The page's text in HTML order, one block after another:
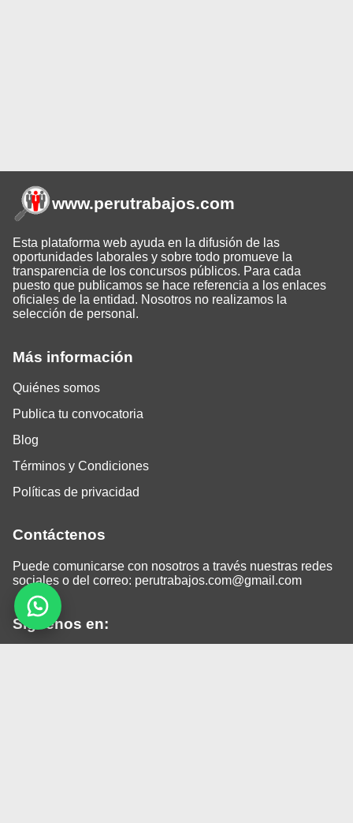
Más información
Quiénes somos
Publica tu convocatoria
Blog
Términos y Condiciones
Políticas de privacidad
Contáctenos
Puede comunicarse con nosotros a través nuestras redes
sociales o del correo: perutrabajos.com@gmail.com
Siguenos en:
www.perutrabajos.com
Esta plataforma web ayuda en la difusión de las
oportunidades laborales y sobre todo promueve la
transparencia de los concursos públicos. Para cada
puesto que publicamos se hace referencia a los enlaces
oficiales de la entidad. Nosotros no realizamos la
selección de personal.